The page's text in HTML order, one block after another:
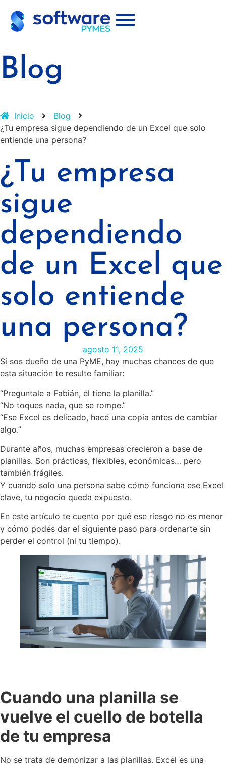
Blog
Inicio
Blog
¿Tu empresa sigue dependiendo de un Excel que solo
entiende una persona?
¿Tu empresa
sigue
dependiendo
de un Excel que
solo entiende
una persona?
agosto 11, 2025
Si sos dueño de una PyME, hay muchas chances de que
esta situación te resulte familiar:
“Preguntale a Fabián, él tiene la planilla.”
“No toques nada, que se rompe.”
“Ese Excel es delicado, hacé una copia antes de cambiar
algo.”
Durante años, muchas empresas crecieron a base de
planillas. Son prácticas, flexibles, económicas… pero
también frágiles.
Y cuando solo una persona sabe cómo funciona ese Excel
clave, tu negocio queda expuesto.
En este artículo te cuento por qué ese riesgo no es menor
y cómo podés dar el siguiente paso para ordenarte sin
perder el control (ni tu tiempo).
Cuando una planilla se
vuelve el cuello de botella
de tu empresa
No se trata de demonizar a las planillas. Excel es una